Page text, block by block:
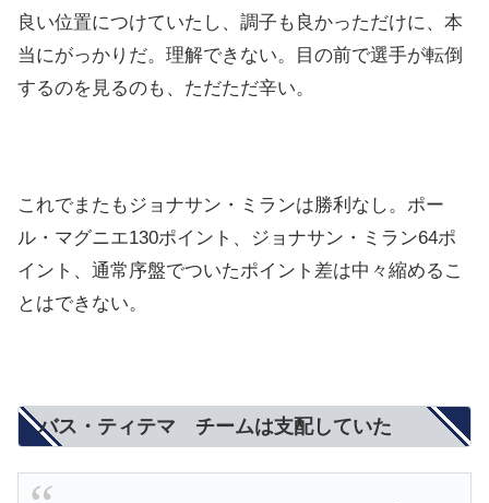
良い位置につけていたし、調子も良かっただけに、本
当にがっかりだ。理解できない。目の前で選手が転倒
するのを見るのも、ただただ辛い。
これでまたもジョナサン・ミランは勝利なし。ポー
ル・マグニエ130ポイント、ジョナサン・ミラン64ポ
イント、通常序盤でついたポイント差は中々縮めるこ
とはできない。
バス・ティテマ チームは支配していた